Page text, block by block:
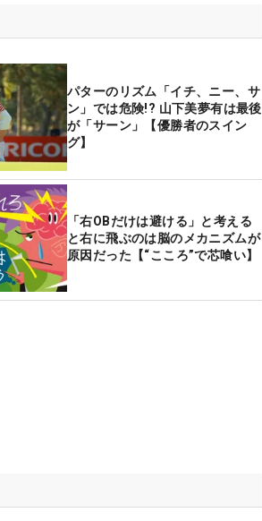
パターのリズム「イチ、ニー、サ
ン」では危険!? 山下美夢有は最後
が「サーン」【優勝者のスイン
グ】
「右OBだけは避ける」と考える
と右に飛ぶのは脳のメカニズムが
原因だった【“こころ”で芯喰い】